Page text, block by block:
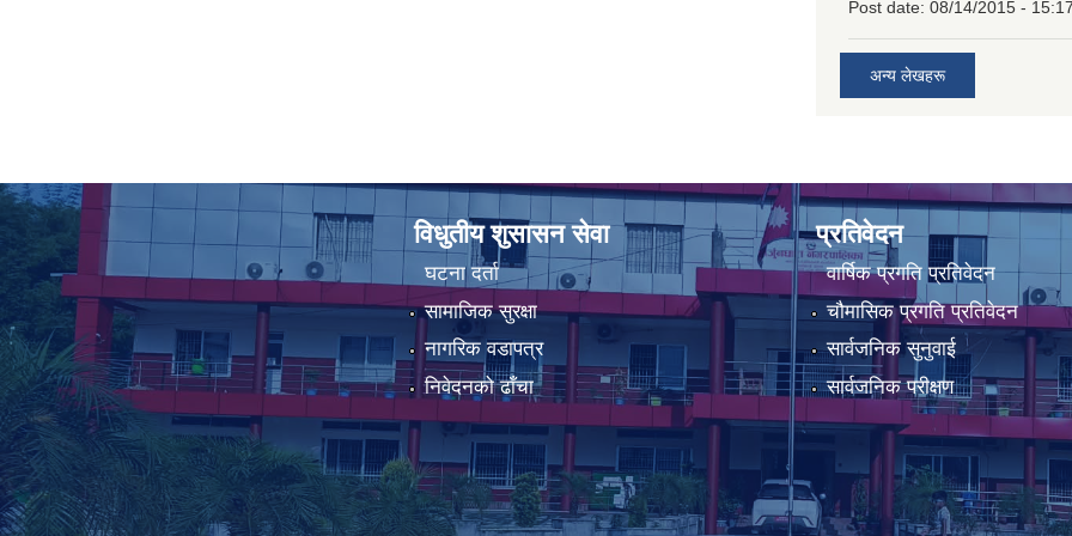
Post date: 08/14/2015 -
अन्य लेखहरू
विधुतीय शुसासन सेवा
घटना दर्ता
सामाजिक सुरक्षा
नागरिक वडापत्र
निवेदनको ढाँचा
प्रतिवेदन
वार्षिक प्रगति प्रतिवेदन
चौमासिक प्रगति प्रतिवेदन
सार्वजनिक सुनुवाई
सार्वजनिक परीक्षण